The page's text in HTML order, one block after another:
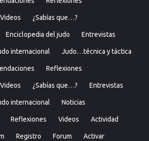
Videos ¿Sabías que…?
Enciclopedia del judo Entrevistas
internacional Judo…técnica y táctica
Reflexiones
Videos ¿Sabías que…? Entrevistas
internacional Noticias
Reflexiones Videos Actividad
Registro Forum Activar